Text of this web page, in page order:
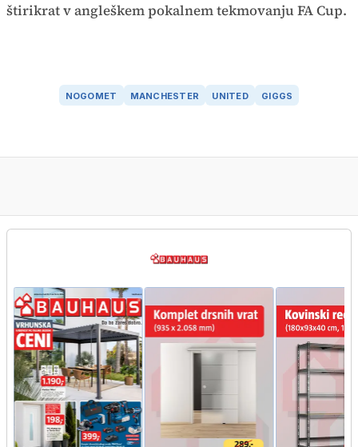
štirikrat v angleškem pokalnem tekmovanju FA Cup.
NOGOMET MANCHESTER UNITED GIGGS